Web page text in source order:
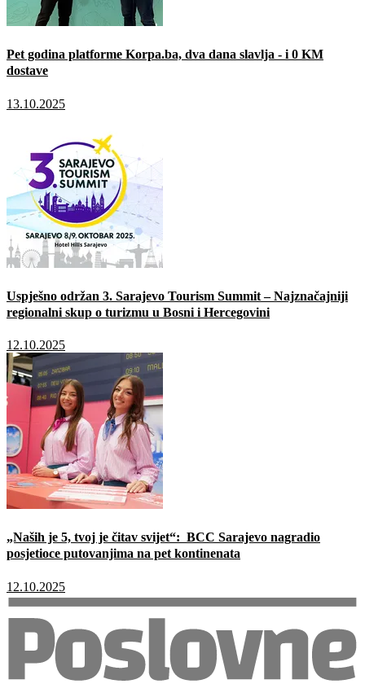
Pet godina platforme Korpa.ba, dva dana slavlja - i 0 KM
dostave
13.10.2025
Uspješno održan 3. Sarajevo Tourism Summit – Najznačajniji
regionalni skup o turizmu u Bosni i Hercegovini
12.10.2025
„Naših je 5, tvoj je čitav svijet“: BCC Sarajevo nagradio
posjetioce putovanjima na pet kontinenata
12.10.2025